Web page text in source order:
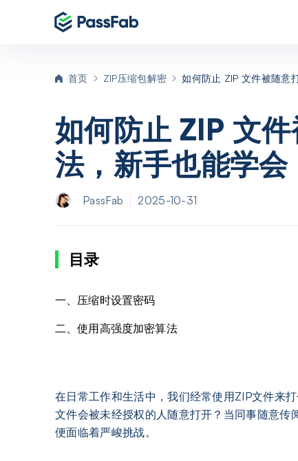
首页 ZIP压缩包解密 如何防止 ZIP 文件被随意
如何防止 ZIP 文
法，新手也能学会
PassFab 2025-10-31
目录
一、压缩时设置密码
二、使用高强度加密算法
在日常工作和生活中，我们经常使用ZIP文件来
文件会被未经授权的人随意打开？当同事随意
便面临着严峻挑战。